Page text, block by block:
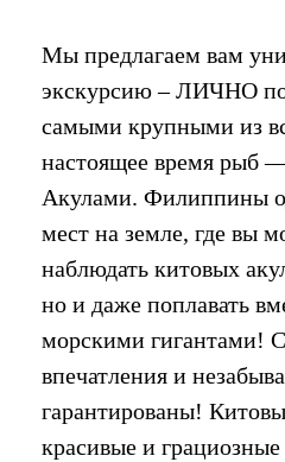
Мы предлагаем вам
экскурсию – ЛИЧНО
самыми крупными из
настоящее время рыб
Акулами. Филиппины
мест на земле, где вы
наблюдать китовых
но и даже поплавать
морскими гигантами!
впечатления и
гарантированы!
красивые и